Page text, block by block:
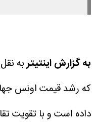
به گزارش اینتیتر
که رشد قیمت اونس
داده است و با تقویت